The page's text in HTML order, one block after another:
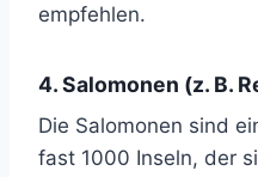
empfehlen.
4. Salomonen (z. B.
Die Salomonen sind
fast 1000 Inseln, der